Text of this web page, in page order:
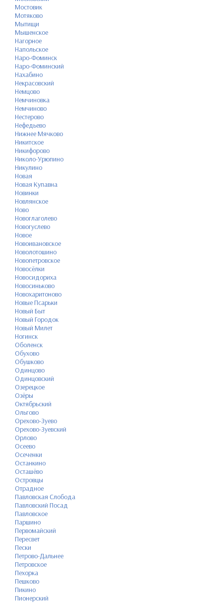
Мостовик
Мотяково
Мытищи
Мышенское
Нагорное
Напольское
Наро-Фоминск
Наро-Фоминский
Нахабино
Некрасовский
Немцово
Немчиновка
Немчиново
Нестерово
Нефедьево
Нижнее Мячково
Никитское
Никифорово
Николо-Урюпино
Никулино
Новая
Новая Купавна
Новинки
Новлянское
Ново
Новоглаголево
Новогуслево
Новое
Новоивановское
Новолотошино
Новопетровское
Новосёлки
Новосидориха
Новосиньково
Новохаритоново
Новые Псарьки
Новый Быт
Новый Городок
Новый Милет
Ногинск
Оболенск
Обухово
Обушково
Одинцово
Одинцовский
Озерецкое
Озёры
Октябрьский
Ольгово
Орехово-Зуево
Орехово-Зуевский
Орлово
Осеево
Осеченки
Останкино
Осташёво
Островцы
Отрадное
Павловская Слобода
Павловский Посад
Павловское
Паршино
Первомайский
Пересвет
Пески
Петрово-Дальнее
Петровское
Пехорка
Пешково
Пикино
Пионерский